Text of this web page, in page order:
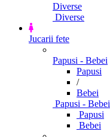
Diverse
Diverse
Jucarii fete
Papusi - Bebei
Papusi
/
Bebei
Papusi - Bebei
Papusi
Bebei